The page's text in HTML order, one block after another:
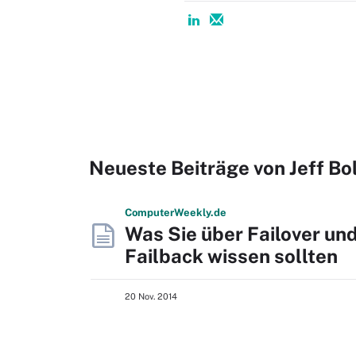
Neueste Beiträge von Jeff
ComputerWeekly.de
Was Sie über Failover
Failback wissen sollten
20 Nov. 2014